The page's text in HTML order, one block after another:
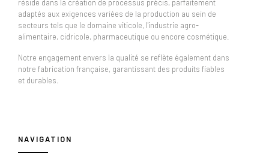
réside dans la création de processus précis, parfaitement
adaptés aux exigences variées de la production au sein de
secteurs tels que le domaine viticole, l'industrie agro-
alimentaire, cidricole, pharmaceutique ou encore cosmétique.
Notre engagement envers la qualité se reflète également dans
notre fabrication française, garantissant des produits fiables
et durables.
NAVIGATION